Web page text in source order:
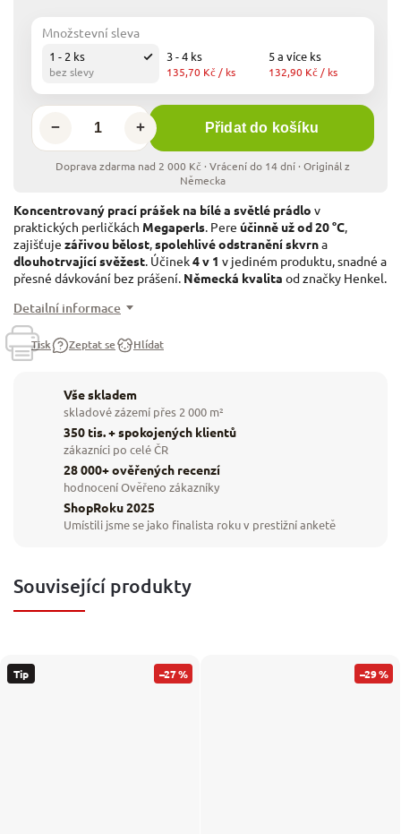
Množstevní sleva
1 - 2 ks
bez slevy
3 - 4 ks
135,70 Kč / ks
5 a více ks
132,90 Kč / ks
+
− Přidat do košíku
Koncentrovaný prací prášek na bílé a světlé prádlo v
praktických perličkách Megaperls. Pere účinně už od 20 °C,
zajišťuje zářivou bělost,spolehlivé odstranění skvrna
dlouhotrvající svěžest. Účinek4 v 1 v jediném produktu, snadné a
přesné dávkování bez prášení. Německá kvalita od značky Henkel.
Detailní informace
Tisk Zeptat se Hlídat
Vše skladem
skladové zázemí přes 2 000 m²
350 tis. + spokojených klientů
zákazníci po celé ČR
28 000+ ověřených recenzí
hodnocení Ověřeno zákazníky
ShopRoku 2025
Umístili jsme se jako finalista roku v prestižní anketě
Související produkty
Tip –27 % –29 %